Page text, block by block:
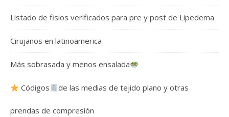
Listado de fisios verificados para pre y post de Lipedema
Cirujanos en latinoamerica
Más sobrasada y menos ensalada
Códigos de las medias de tejido plano y otras
prendas de compresión